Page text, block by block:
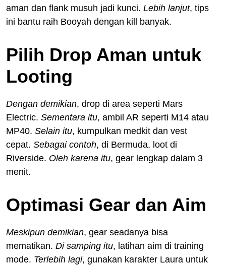
aman dan flank musuh jadi kunci. Lebih lanjut, tips
ini bantu raih Booyah dengan kill banyak.
Pilih Drop Aman untuk
Looting
Dengan demikian, drop di area seperti Mars
Electric. Sementara itu, ambil AR seperti M14 atau
MP40. Selain itu, kumpulkan medkit dan vest
cepat. Sebagai contoh, di Bermuda, loot di
Riverside. Oleh karena itu, gear lengkap dalam 3
menit.
Optimasi Gear dan Aim
Meskipun demikian, gear seadanya bisa
mematikan. Di samping itu, latihan aim di training
mode. Terlebih lagi, gunakan karakter Laura untuk